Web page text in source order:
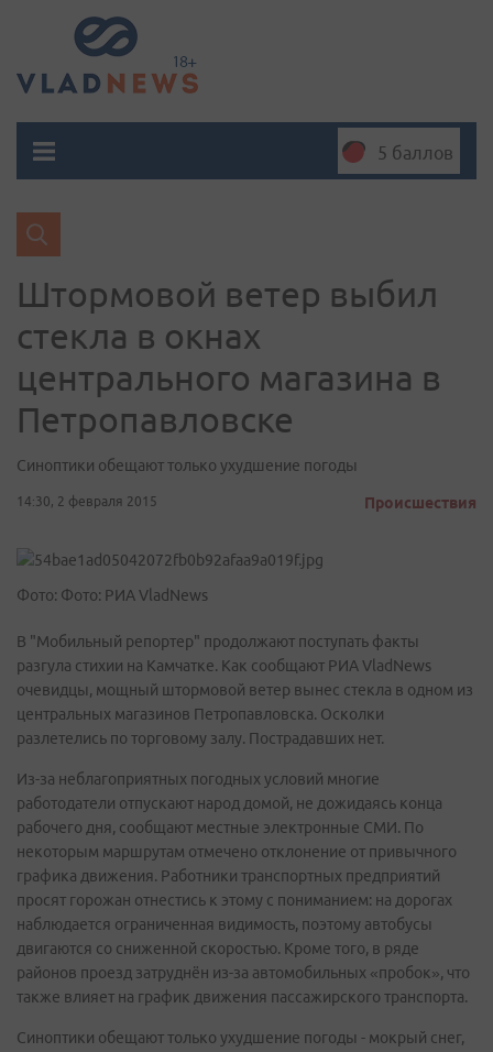
5 баллов
Штормовой ветер выбил
стекла в окнах
центрального магазина в
Петропавловске
Синоптики обещают только ухудшение погоды
14:30, 2 февраля 2015 Происшествия
Фото: Фото: РИА VladNews
В "Мобильный репортер" продолжают поступать факты
разгула стихии на Камчатке. Как сообщают РИА VladNews
очевидцы, мощный штормовой ветер вынес стекла в одном из
центральных магазинов Петропавловска. Осколки
разлетелись по торговому залу. Пострадавших нет.
Из-за неблагоприятных погодных условий многие
работодатели отпускают народ домой, не дожидаясь конца
рабочего дня, сообщают местные электронные СМИ. По
некоторым маршрутам отмечено отклонение от привычного
графика движения. Работники транспортных предприятий
просят горожан отнестись к этому с пониманием: на дорогах
наблюдается ограниченная видимость, поэтому автобусы
двигаются со сниженной скоростью. Кроме того, в ряде
районов проезд затруднён из-за автомобильных «пробок», что
также влияет на график движения пассажирского транспорта.
Синоптики обещают только ухудшение погоды - мокрый снег,